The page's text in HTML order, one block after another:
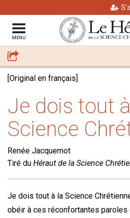
MENU
Partager
[Original en français]
Je dois tout
Science
Renée Jacquemot
Tiré du Héraut de la Science
Je dois tout à la Science
obéir à ces réconfortantes paroles